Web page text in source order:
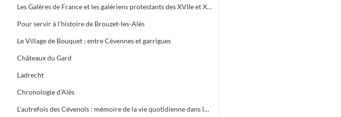
Les Galères de France et les galériens protestants des XVIIe et XVIIIe siècles. Tome 2
Pour servir à l'histoire de Brouzet-les-Alès
Le Village de Bouquet : entre Cévennes et garrigues
Châteaux du Gard
Ladrecht
Chronologie d'Alès
L'autrefois des Cévenols : mémoire de la vie quotidienne dans les vallées cévenoles des Gardons